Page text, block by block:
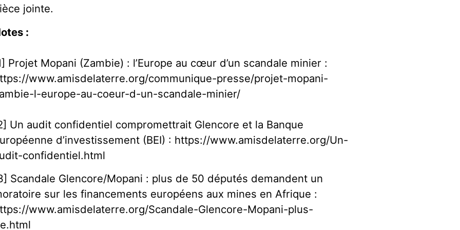
jointe.
:
Projet Mopani (Zambie) : l’Europe au cœur d’un scandale minier :
www.amisdelaterre.org/communique-presse/projet-mopani-
l-europe-au-coeur-d-un-scandale-minier/
Un audit confidentiel compromettrait Glencore et la Banque
d’investissement (BEI) : https://www.amisdelaterre.org/Un-
confidentiel.html
Scandale Glencore/Mopani : plus de 50 députés demandent un
sur les financements européens aux mines en Afrique :
www.amisdelaterre.org/Scandale-Glencore-Mopani-plus-